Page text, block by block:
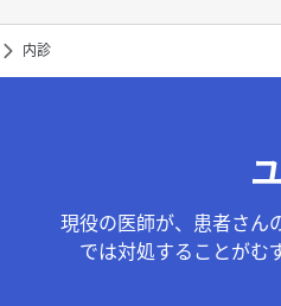
内診
現役の医師が、患者さん
では対処することがむ